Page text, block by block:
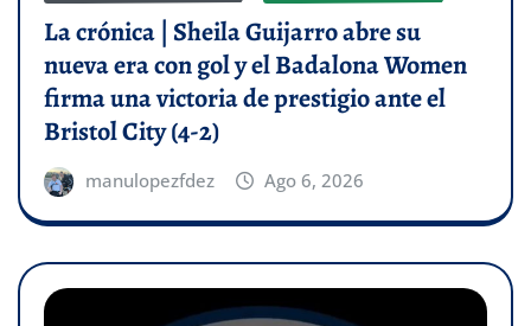
La crónica | Sheila Guijarro abre su
nueva era con gol y el Badalona Women
firma una victoria de prestigio ante el
Bristol City (4-2)
manulopezfdez Ago 6, 2026